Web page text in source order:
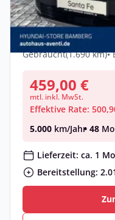
Hyundai Santa
Hybrid •Automatik •
Gebraucht(1.690 km)•
459,00 €
mtl. inkl. MwSt.
Effektive Rate:
5.000 km/Jahr• 48
Lieferzeit: ca. 1
Bereitstellung: